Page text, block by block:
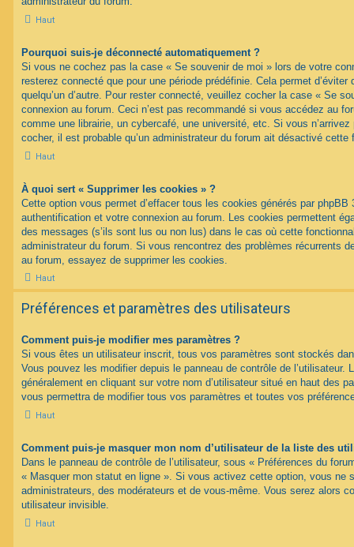
Haut
Pourquoi suis-je déconnecté automatiquement ?
Si vous ne cochez pas la case « Se souvenir de moi » lors de votre
resterez connecté que pour une période prédéfinie. Cela permet
quelqu’un d’autre. Pour rester connecté, veuillez cocher la case « Se
connexion au forum. Ceci n’est pas recommandé si vous accédez au
comme une librairie, un cybercafé, une université, etc. Si vous
cocher, il est probable qu’un administrateur du forum ait désactivé cette
Haut
À quoi sert « Supprimer les cookies » ?
Cette option vous permet d’effacer tous les cookies générés par phpBB
authentification et votre connexion au forum. Les cookies permettent
des messages (s’ils sont lus ou non lus) dans le cas où cette
administrateur du forum. Si vous rencontrez des problèmes récurrents
au forum, essayez de supprimer les cookies.
Haut
Préférences et paramètres des utilisateurs
Comment puis-je modifier mes paramètres ?
Si vous êtes un utilisateur inscrit, tous vos paramètres sont stockés
Vous pouvez les modifier depuis le panneau de contrôle de l’utilisateur.
généralement en cliquant sur votre nom d’utilisateur situé en haut des
vous permettra de modifier tous vos paramètres et toutes vos
Haut
Comment puis-je masquer mon nom d’utilisateur de la liste des
Dans le panneau de contrôle de l’utilisateur, sous « Préférences du
« Masquer mon statut en ligne ». Si vous activez cette option, vous ne
administrateurs, des modérateurs et de vous-même. Vous serez alors
utilisateur invisible.
Haut